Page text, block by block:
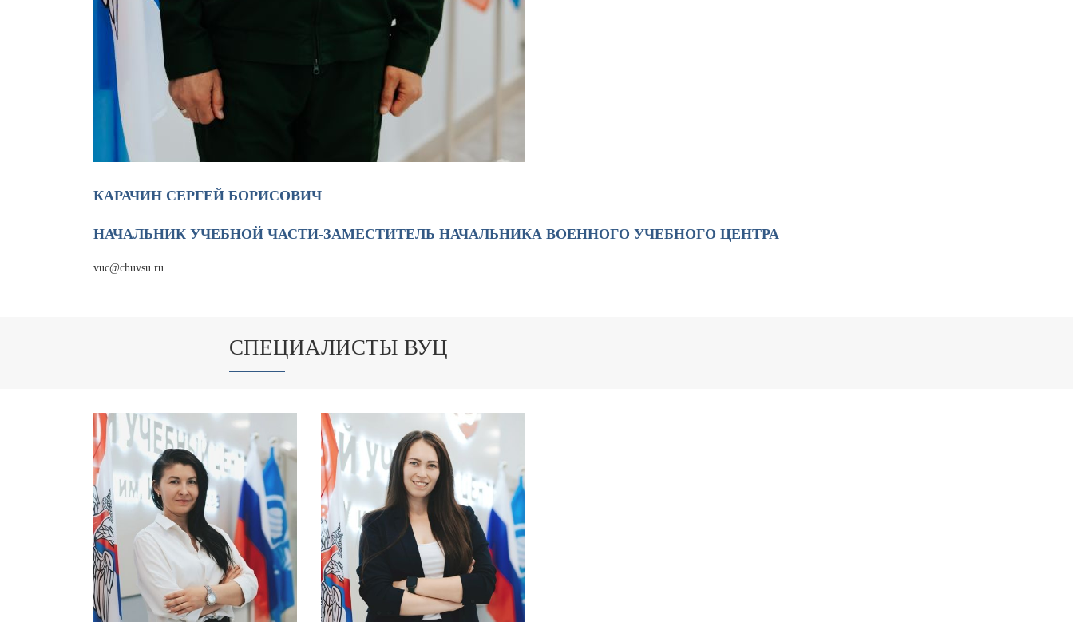
КАРАЧИН СЕРГЕЙ БОРИСОВИЧ
НАЧАЛЬНИК УЧЕБНОЙ ЧАСТИ-ЗАМЕСТИТЕЛЬ НАЧАЛЬНИКА ВОЕННОГО УЧЕБНОГО ЦЕНТРА
vuc@chuvsu.ru
СПЕЦИАЛИСТЫ ВУЦ